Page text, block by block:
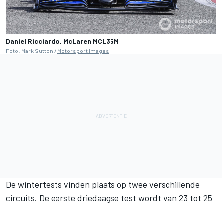
Daniel Ricciardo, McLaren MCL35M
Foto: Mark Sutton / Motorsport Images
De wintertests vinden plaats op twee verschillende
circuits. De eerste driedaagse test wordt van 23 tot 25